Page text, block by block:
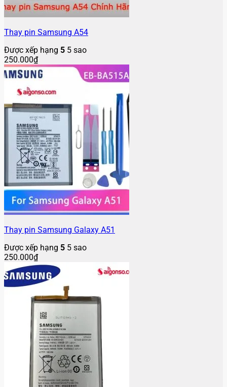
Thay pin Samsung A54
Được xếp hạng 5 5 sao
250.000₫
Thay pin Samsung Galaxy A51
Được xếp hạng 5 5 sao
250.000₫